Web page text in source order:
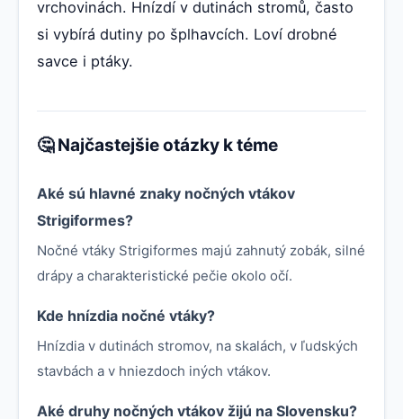
vrchovinách. Hnízdí v dutinách stromů, často
si vybírá dutiny po šplhavcích. Loví drobné
savce i ptáky.
🤔 Najčastejšie otázky k téme
Aké sú hlavné znaky nočných vtákov
Strigiformes?
Nočné vtáky Strigiformes majú zahnutý zobák, silné
drápy a charakteristické pečie okolo očí.
Kde hnízdia nočné vtáky?
Hnízdia v dutinách stromov, na skalách, v ľudských
stavbách a v hniezdoch iných vtákov.
Aké druhy nočných vtákov žijú na Slovensku?